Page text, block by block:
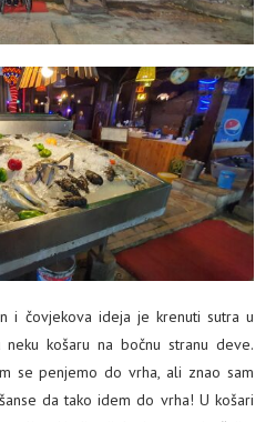
i čovjekova ideja je krenuti sutra u
košaru na bočnu stranu deve.
se penjemo do vrha, ali znao sam
da tako idem do vrha! U košari